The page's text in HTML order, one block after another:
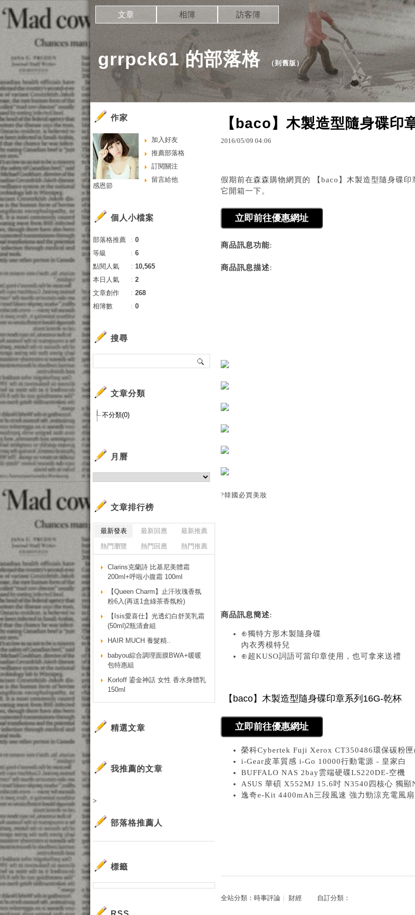
grrpck61 的部落格 （到舊版）
文章 相簿 訪客簿
【baco】木製造型隨身碟印
2016/05/09 04:06
假期前在森森購物網買的 【baco】木製造型隨身碟
它開箱一下。
商品訊息功能:
商品訊息描述:
?韓國必買美妝
商品訊息簡述:
⊕獨特方形木製隨身碟
內衣秀模特兒
⊕超KUSO詞語可當印章使用，也可拿來送禮
榮科Cybertek Fuji Xerox CT350486環保碳粉
i-Gear皮革質感 i-Go 10000行動電源 - 皇家白
BUFFALO NAS 2bay雲端硬碟LS220DE-空機
ASUS 華碩 X552MJ 15.6吋 N3540四核心 獨
逸奇e-Kit 4400mAh三段風速 強力勁涼充電風
全站分類： 時事評論 財經 自訂分類：
作家
加入好友
推薦部落格
訂閱關注
留言給他
感恩節
個人小檔案
部落格推薦 ： 0
等級
： 6
點閱人氣
： 10,565
本日人氣
： 2
文章創作
： 268
相簿數
： 0
搜尋
文章分類
不分類(0)
月曆
文章排行榜
最新發表 最新回應
最新推薦
熱門瀏覽
熱門回應 熱門推薦
Clarins克蘭詩 比基尼美體霜
200ml+呼啦小腹霜 100ml
【Queen Charm】止汗玫瑰香氛
粉6入(再送1盒綠茶香氛粉)
【Isis愛喜仕】光透幻白舒芙乳霜
(50ml)2瓶清倉組
HAIR MUCH 養髮精..
babyou綜合調理面膜BWA+暖暖
包特惠組
Korloff 鎏金神話 女性 香水身體乳
150ml
精選文章
我推薦的文章
>
部落格推薦人
標籤